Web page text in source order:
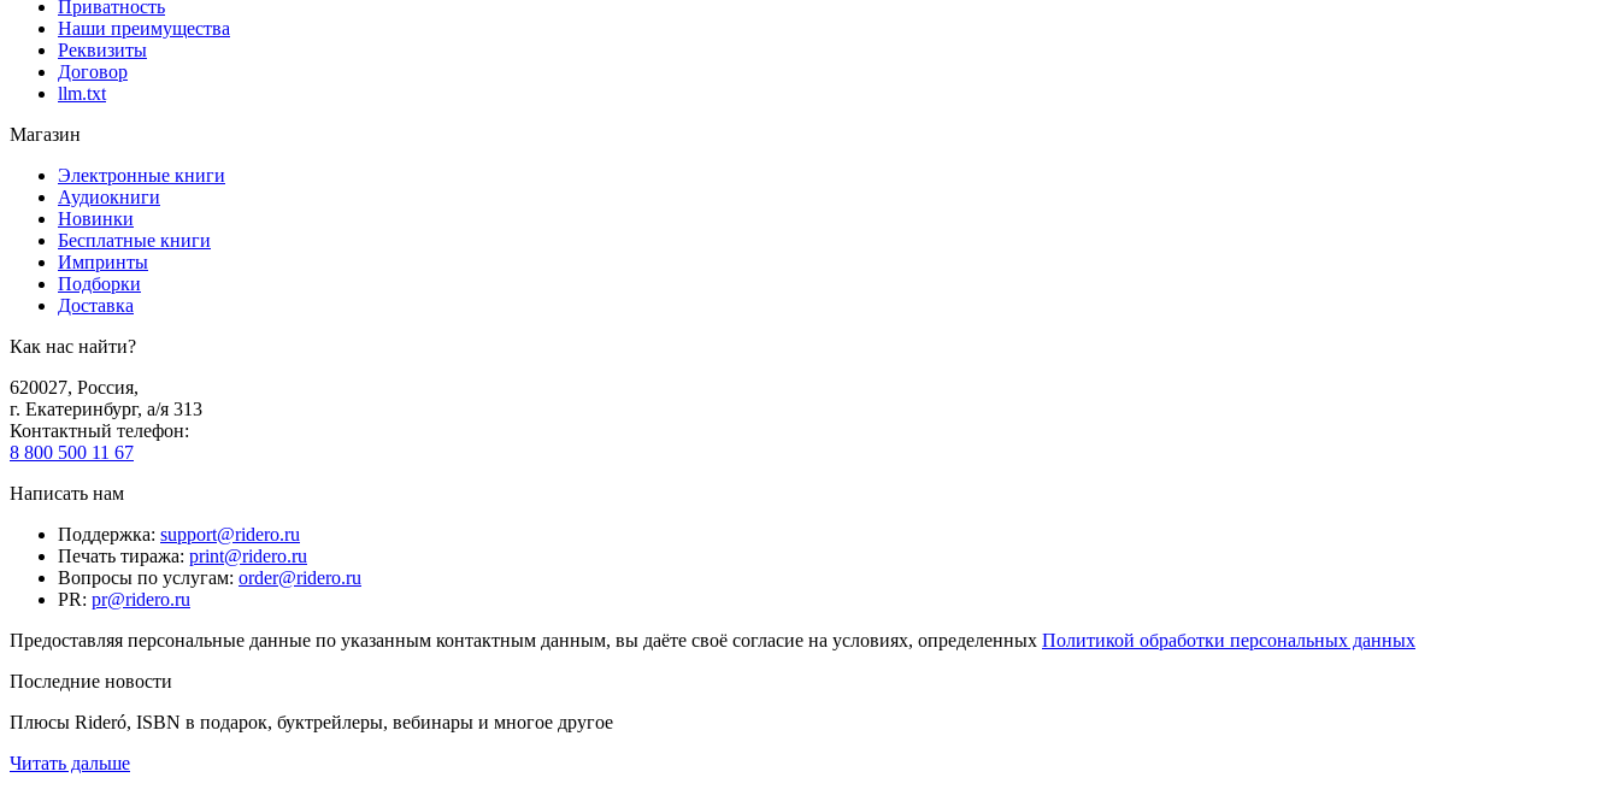
Приватность
Наши преимущества
Реквизиты
Договор
llm.txt
Магазин
Электронные книги
Аудиокниги
Новинки
Бесплатные книги
Импринты
Подборки
Доставка
Как нас найти?
620027, Россия,
г. Екатеринбург, а/я 313
Контактный телефон:
8 800 500 11 67
Написать нам
Поддержка: support@ridero.ru
Печать тиража: print@ridero.ru
Вопросы по услугам: order@ridero.ru
PR: pr@ridero.ru
Предоставляя персональные данные по указанным контактным данным, вы даёте своё согласие на условиях, определенных Политикой обработки персональных данных
Последние новости
Плюсы Rideró, ISBN в подарок, буктрейлеры, вебинары и многое другое
Читать дальше